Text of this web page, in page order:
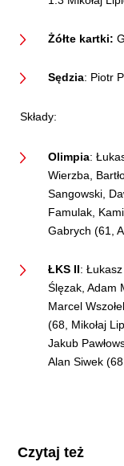
Żółte kartki:
Sędzia: Piotr
Składy:
Olimpia:
Wierzba,
Sangowski,
Famulak,
Gabrych (61,
ŁKS II:
Ślęzak, Adam
Marcel
(68, Mikołaj
Jakub
Alan Siwek
Czytaj też